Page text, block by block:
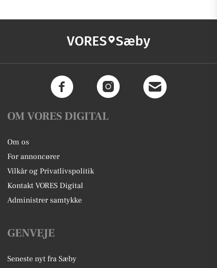
VORES Sæby
OM VORES DIGITAL
Om os
For annoncører
Vilkår og Privatlivspolitik
Kontakt VORES Digital
Administrer samtykke
GENVEJE
Seneste nyt fra Sæby